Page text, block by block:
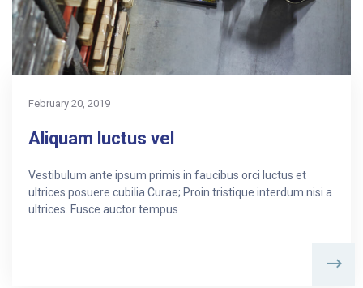
February 20, 2019
Aliquam luctus vel
Vestibulum ante ipsum primis in faucibus orci luctus et
ultrices posuere cubilia Curae; Proin tristique interdum nisi a
ultrices. Fusce auctor tempus